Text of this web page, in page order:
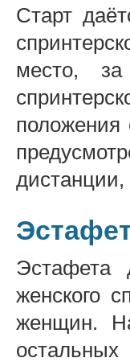
Старт
место,
дистанции,
Эстафета
женского
женщин.